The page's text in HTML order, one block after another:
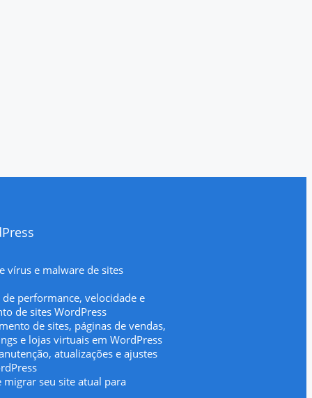
vírus e malware de sites
performance, velocidade e
de sites WordPress
de sites, páginas de vendas,
e lojas virtuais em WordPress
atualizações e ajustes
migrar seu site atual para